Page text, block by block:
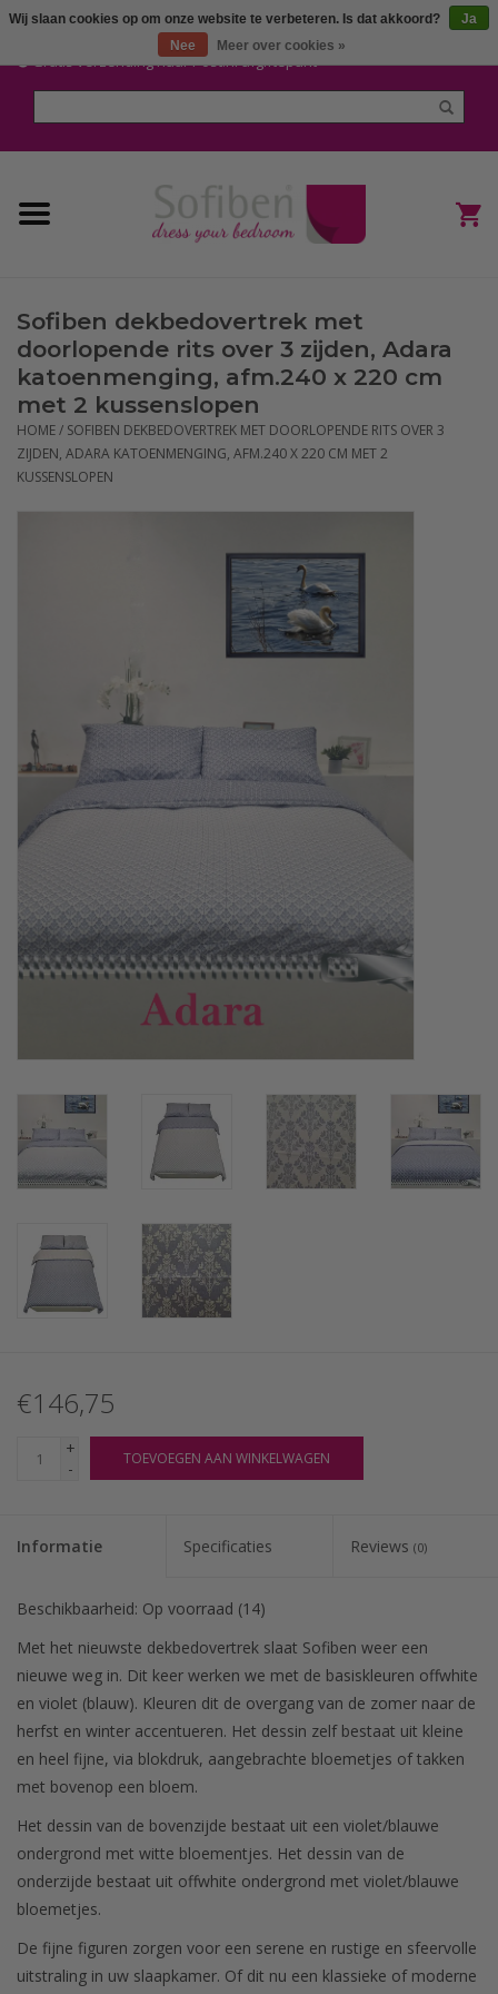
Gratis verzending naar Post.nl afgiftepunt
Mijn account / Registreren
Dekbedovertrekken
(Hoes) Laken en Lakensets
Sofiben Outlet
Sofiben BLOG
Sofiben dekbedovertrek met
doorlopende rits over 3 zijden, Adara
katoenmenging, afm.240 x 220 cm
met 2 kussenslopen
HOME/ SOFIBEN DEKBEDOVERTREK MET DOORLOPENDE RITS OVER 3
ZIJDEN, ADARA KATOENMENGING, AFM.240 X 220 CM MET 2
KUSSENSLOPEN
€146,75
+
-
TOEVOEGEN AAN WINKELWAGEN
Informatie Specificaties Reviews (0)
Beschikbaarheid: Op voorraad (14)
Met het nieuwste dekbedovertrek slaat Sofiben weer een
nieuwe weg in. Dit keer werken we met de basiskleuren offwhite
en violet (blauw). Kleuren dit de overgang van de zomer naar de
herfst en winter accentueren. Het dessin zelf bestaat uit kleine
en heel fijne, via blokdruk, aangebrachte bloemetjes of takken
met bovenop een bloem.
Het dessin van de bovenzijde bestaat uit een violet/blauwe
ondergrond met witte bloementjes. Het dessin van de
onderzijde bestaat uit offwhite ondergrond met violet/blauwe
bloemetjes.
De fijne figuren zorgen voor een serene en rustige en sfeervolle
uitstraling in uw slaapkamer. Of dit nu een klassieke of moderne
Wij slaan cookies op om onze website te verbeteren. Is dat akkoord?
Ja
Nee
Meer over cookies »